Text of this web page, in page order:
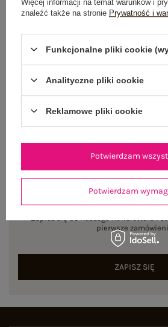
Centrum Logistyczne Nadarzyn
Dostępny
Zapisz się do naszego newslettera i
pierwsze
ZAPISZ SIĘ
Więcej informacji na temat warunków i
znaleźć także na stronie Prywatność i
Funkcjonalne pliki cookie
Analityczne pliki cookie
Reklamowe pliki cookie
Potwierdzam
Potwierdzam